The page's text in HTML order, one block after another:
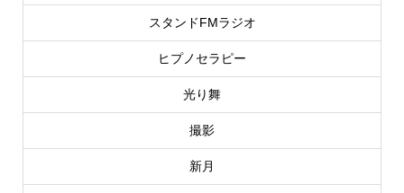
スタンドFMラジオ
ヒプノセラピー
光り舞
撮影
新月